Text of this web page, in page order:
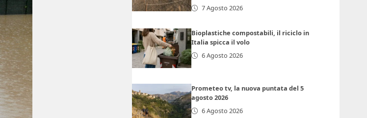
7 Agosto 2026
Bioplastiche compostabili, il riciclo in
Italia spicca il volo
6 Agosto 2026
Prometeo tv, la nuova puntata del 5
agosto 2026
6 Agosto 2026